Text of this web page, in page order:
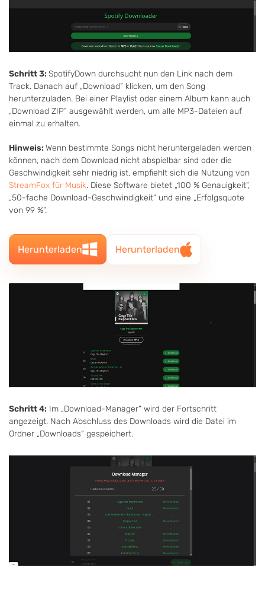
Schritt 3: SpotifyDown durchsucht nun den Link nach dem
Track. Danach auf „Download“ klicken, um den Song
herunterzuladen. Bei einer Playlist oder einem Album kann auch
„Download ZIP“ ausgewählt werden, um alle MP3-Dateien auf
einmal zu erhalten.
Hinweis: Wenn bestimmte Songs nicht heruntergeladen werden
können, nach dem Download nicht abspielbar sind oder die
Geschwindigkeit sehr niedrig ist, empfiehlt sich die Nutzung von
StreamFox für Musik. Diese Software bietet „100 % Genauigkeit“,
„50-fache Download-Geschwindigkeit“ und eine „Erfolgsquote
von 99 %“.
Herunterladen Herunterladen
Schritt 4: Im „Download-Manager“ wird der Fortschritt
angezeigt. Nach Abschluss des Downloads wird die Datei im
Ordner „Downloads“ gespeichert.